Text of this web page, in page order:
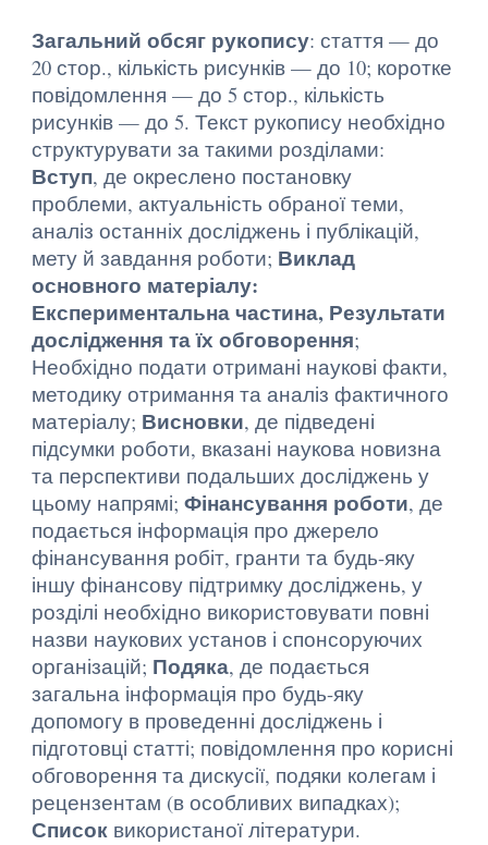
Загальний обсяг рукопису: стаття — до
20 стор., кількість рисунків — до 10; коротке
повідомлення — до 5 стор., кількість
рисунків — до 5. Текст рукопису необхідно
структурувати за такими розділами:
Вступ, де окреслено постановку
проблеми, актуальність обраної теми,
аналіз останніх досліджень і публікацій,
мету й завдання роботи; Виклад
основного матеріалу:
Експериментальна частина, Результати
дослідження та їх обговорення;
Необхідно подати отримані наукові факти,
методику отримання та аналіз фактичного
матеріалу; Висновки, де підведені
підсумки роботи, вказані наукова новизна
та перспективи подальших досліджень у
цьому напрямі;Фінансування роботи, де
подається інформація про джерело
фінансування робіт, гранти та будь-яку
іншу фінансову підтримку досліджень, у
розділі необхідно використовувати повні
назви наукових установ і спонсоруючих
організацій; Подяка, де подається
загальна інформація про будь-яку
допомогу в проведенні досліджень і
підготовці статті; повідомлення про корисні
обговорення та дискусії, подяки колегам і
рецензентам (в особливих випадках);
Список використаної літератури.